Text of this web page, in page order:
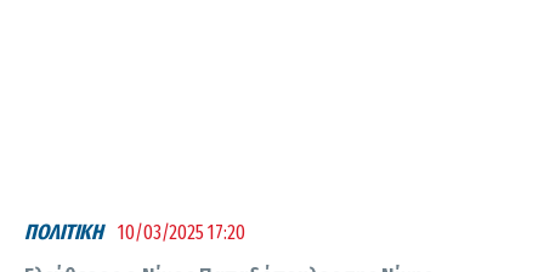
ΠΟΛΙΤΙΚΗ 10/03/2025 17:20